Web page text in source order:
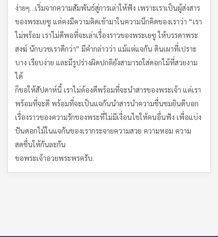
ง่ายๆ…เริ่มจากความสัมพันธ์สู่การเล่าให้ฟัง เพราะเราเป็นผู้ส่งสาร
ของพระเยซู แต่คงมีความคิดเข้ามาในความนึกคิดของเราว่า “เรา
ไม่พร้อม เราไม่ดีพอที่จะเล่าเรื่องราวของพระเยซู ให้บรรดาพระ
สงฆ์ นักบวชเราดีกว่า” มีคำกล่าวว่า แม้แต่แจกัน ดินเผาที่เปราะ
บาง เรียบง่าย และมีรูปร่างผิดปกติยังสามารถใส่ดอกไม้ที่สวยงาม
ได้
ก็ขอให้สัปดาห์นี้ เราไม่ต้องดีพร้อมที่จะนำสารของพระเจ้า แต่เรา
พร้อมที่จะดี พร้อมที่จะเป็นแจกันนำสารนำความชื่นชมยินดีบอก
เรื่องราวของความรักของพระที่ไม่มีเงื่อนไขให้คนอื่นฟัง เพื่อแบ่ง
ปันดอกไม้ในแจกันของเรากระจายความสวย ความหอม ความ
สดชื่นให้กันละกัน
ขอพระเจ้าอวยพระพรครับ.